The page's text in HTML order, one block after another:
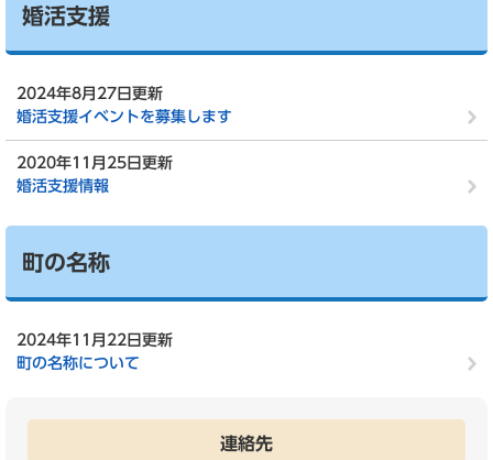
婚活支援
2024年8月27日更新
婚活支援イベントを募集します
2020年11月25日更新
婚活支援情報
町の名称
2024年11月22日更新
町の名称について
連絡先